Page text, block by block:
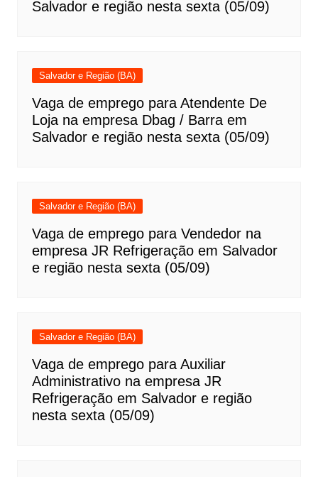
Salvador e região nesta sexta (05/09)
Salvador e Região (BA)
Vaga de emprego para Atendente De
Loja na empresa Dbag / Barra em
Salvador e região nesta sexta (05/09)
Salvador e Região (BA)
Vaga de emprego para Vendedor na
empresa JR Refrigeração em Salvador
e região nesta sexta (05/09)
Salvador e Região (BA)
Vaga de emprego para Auxiliar
Administrativo na empresa JR
Refrigeração em Salvador e região
nesta sexta (05/09)